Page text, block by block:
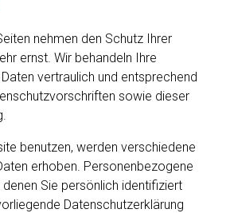
nehmen den Schutz Ihrer
ernst. Wir behandeln Ihre
vertraulich und entsprechend
sowie dieser
benutzen, werden verschiedene
erhoben. Personenbezogene
denen Sie persönlich identifiziert
Datenschutzerklärung